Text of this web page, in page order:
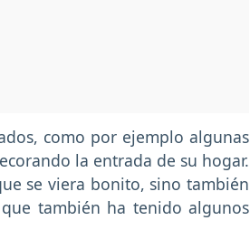
como por ejemplo algunas
la entrada de su hogar.
se viera bonito, sino también
también ha tenido algunos